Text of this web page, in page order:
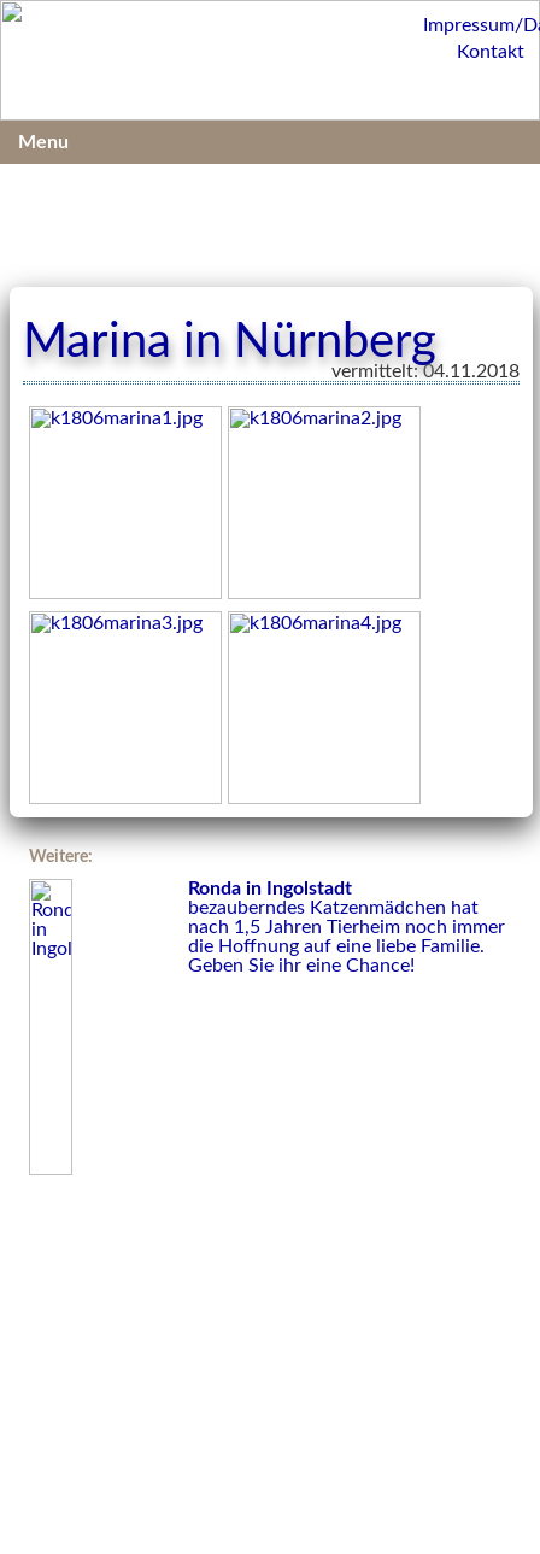
Marina in Nürnberg
vermittelt: 04.11.2018
Weitere:
Ronda in Ingolstadt
bezauberndes Katzenmädchen hat
nach 1,5 Jahren Tierheim noch immer
die Hoffnung auf eine liebe Familie.
Geben Sie ihr eine Chance!
Impressum/
Kontakt
Menu